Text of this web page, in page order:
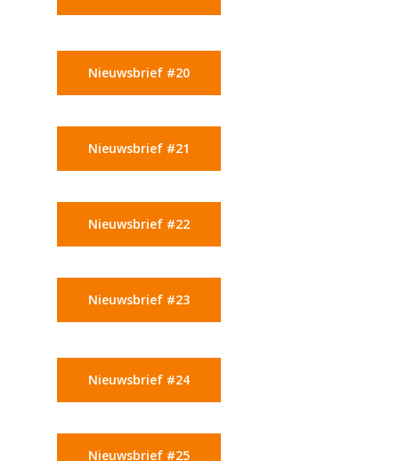
Nieuwsbrief #20
Nieuwsbrief #21
Nieuwsbrief #22
Nieuwsbrief #23
Nieuwsbrief #24
Nieuwsbrief #25